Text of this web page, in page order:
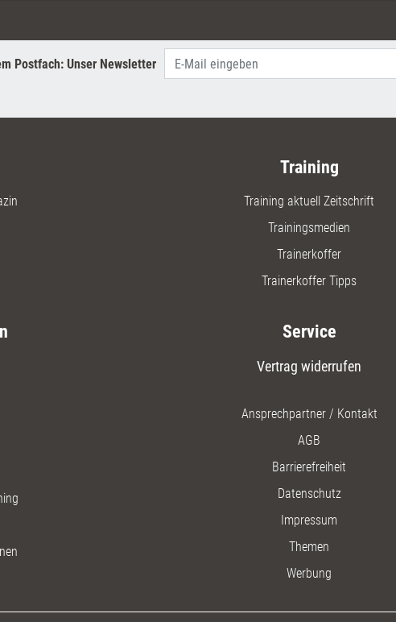
Postfach: Unser Newsletter
Training
Training aktuell Zeitschrift
Trainingsmedien
Trainerkoffer
Trainerkoffer Tipps
Service
Vertrag widerrufen
Ansprechpartner / Kontakt
AGB
Barrierefreiheit
Datenschutz
Impressum
Themen
Werbung